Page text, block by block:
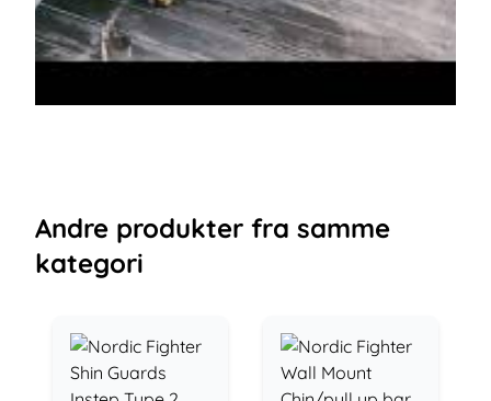
Andre produkter fra samme
kategori